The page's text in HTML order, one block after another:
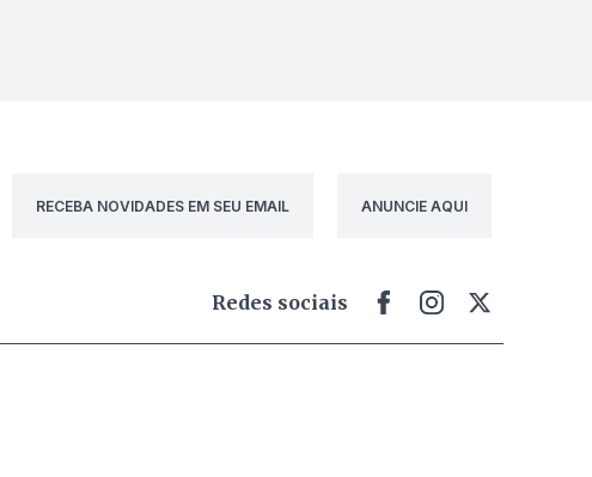
RECEBA NOVIDADES EM SEU EMAIL ANUNCIE AQUI
Redes sociais